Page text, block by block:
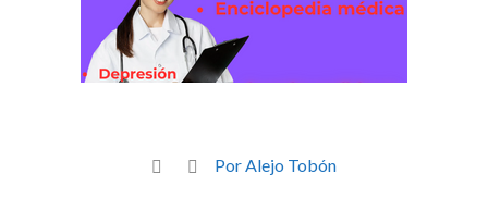
Por Alejo Tobón